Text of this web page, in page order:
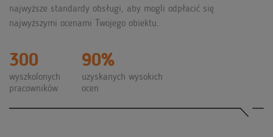
najwyższe standardy obsługi, aby mogli odpłacić się
najwyższymi ocenami Twojego obiektu.
300
wyszkolonych
pracowników
90%
uzyskanych wysokich
ocen